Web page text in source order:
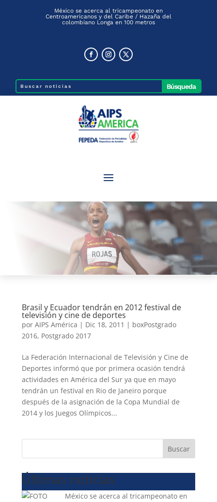
México se acerca al tricampeonato en
Centroamericanos y del Caribe / Hazaña del
colombiano Longa en 100 metros
Brasil y Ecuador tendrán en 2012 festival de
televisión y cine de deportes
por AIPS América | Dic 18, 2011 | boxPostgrado
2016, Postgrado 2017
La Federación Internacional de Televisión y Cine de
Deportes informó que por primera ocasión tendrá
actividades en América del Sur ya que en mayo
tendrán un festival en Rio de Janeiro porque
después de la asignación de la Copa Mundial de
2014 y los Juegos Olímpicos...
Buscar
Últimas noticias
México se acerca al tricampeonato en